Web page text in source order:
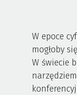
W epoce
mogłoby
W świecie